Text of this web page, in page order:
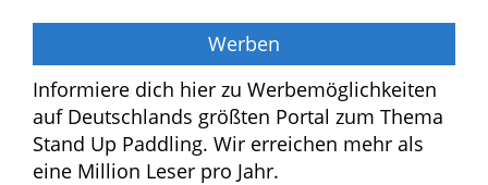
Werben
Informiere dich hier zu Werbemöglichkeiten
auf Deutschlands größten Portal zum
Thema Stand Up Paddling. Wir erreichen
mehr als eine Million Leser pro Jahr.